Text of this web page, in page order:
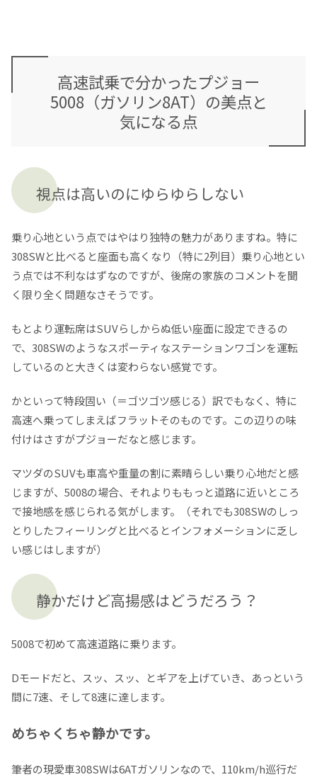
高速試乗で分かったプジョー
5008（ガソリン8AT）の美点と
気になる点
視点は高いのにゆらゆらしない
乗り心地という点ではやはり独特の魅力がありますね。特に
308SWと比べると座面も高くなり（特に2列目）乗り心地とい
う点では不利なはずなのですが、後席の家族のコメントを聞
く限り全く問題なさそうです。
もとより運転席はSUVらしからぬ低い座面に設定できるの
で、308SWのようなスポーティなステーションワゴンを運転
しているのと大きくは変わらない感覚です。
かといって特段固い（＝ゴツゴツ感じる）訳でもなく、特に
高速へ乗ってしまえばフラットそのものです。この辺りの味
付けはさすがプジョーだなと感じます。
マツダのSUVも車高や重量の割に素晴らしい乗り心地だと感
じますが、5008の場合、それよりももっと道路に近いところ
で接地感を感じられる気がします。（それでも308SWのしっ
とりしたフィーリングと比べるとインフォメーションに乏し
い感じはしますが）
静かだけど高揚感はどうだろう？
5008で初めて高速道路に乗ります。
Dモードだと、スッ、スッ、とギアを上げていき、あっという
間に7速、そして8速に達します。
めちゃくちゃ静かです。
筆者の現愛車308SWは6ATガソリンなので、110km/h巡行だ